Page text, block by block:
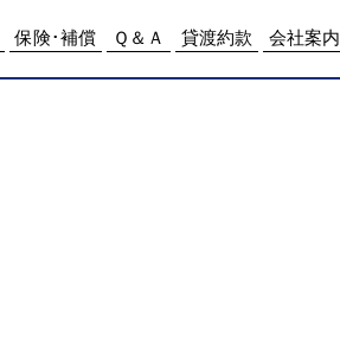
保険･補償 Ｑ＆Ａ 貸渡約款 会社案内